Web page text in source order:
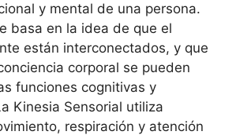
y mental de una persona.
basa en la idea de que el
están interconectados, y que
corporal se pueden
funciones cognitivas y
Kinesia Sensorial utiliza
respiración y atención